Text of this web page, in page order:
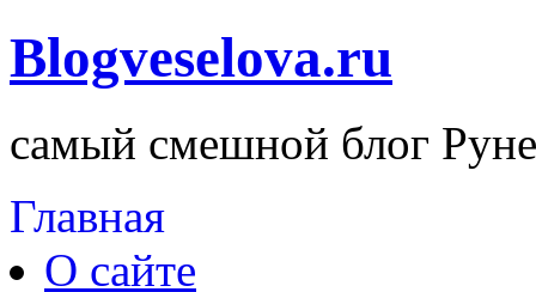
Blogveselova.ru
самый смешной блог
Главная
О сайте